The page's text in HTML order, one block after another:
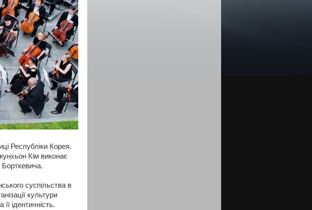
Республіки Корея.
Кім виконає
Борткевича.
суспільства в
культури
ідентичність.